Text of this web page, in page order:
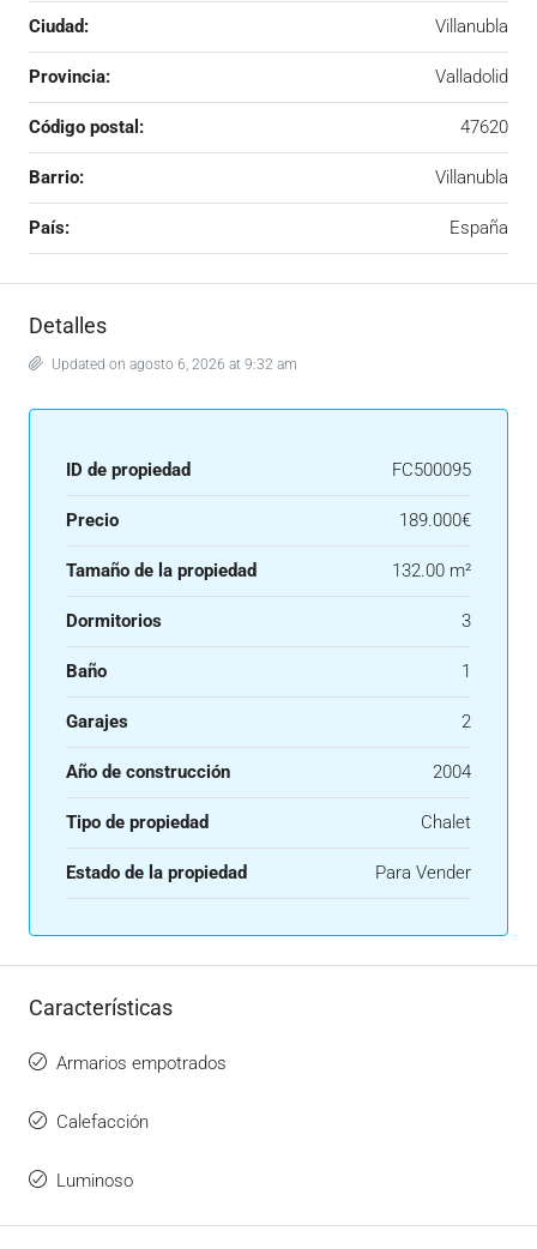
Ciudad: Villanubla
Provincia: Valladolid
Código postal: 47620
Barrio: Villanubla
País: España
Detalles
Updated on agosto 6, 2026 at 9:32 am
ID de propiedad FC500095
Precio 189.000€
Tamaño de la propiedad 132.00 m²
Dormitorios 3
Baño 1
Garajes 2
Año de construcción 2004
Tipo de propiedad Chalet
Estado de la propiedad Para Vender
Características
Armarios empotrados
Calefacción
Luminoso